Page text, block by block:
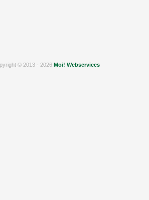
© 2013 - 2026Moi! Webservices